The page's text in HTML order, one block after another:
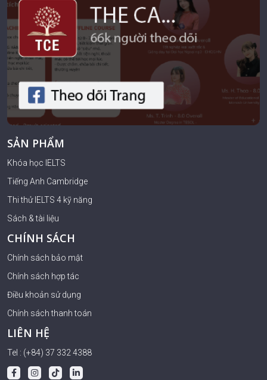
SẢN PHẨM
Khóa học IELTS
Tiếng Anh Cambridge
Thi thử IELTS 4 kỹ năng
Sách & tài liệu
CHÍNH SÁCH
Chính sách bảo mật
Chính sách hợp tác
Điều khoản sử dụng
Chính sách thanh toán
LIÊN HỆ
Tel : (+84) 37 332 4388